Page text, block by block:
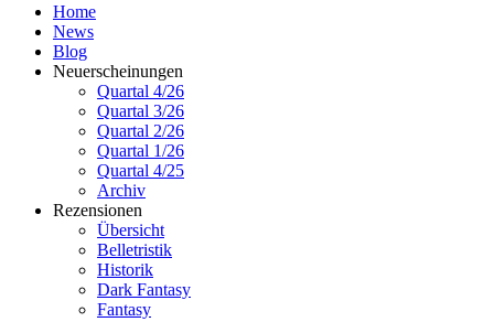
Home
News
Blog
Neuerscheinungen
Quartal 4/26
Quartal 3/26
Quartal 2/26
Quartal 1/26
Quartal 4/25
Archiv
Rezensionen
Übersicht
Belletristik
Historik
Dark Fantasy
Fantasy